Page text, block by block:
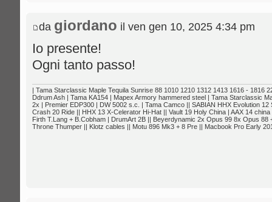
da giordano il ven gen 10, 2025 4:34 pm
Io presente!
Ogni tanto passo!
| Tama Starclassic Maple Tequila Sunrise 88 1010 1210 1312 1413 1616 - 1816
Ddrum Ash | Tama KA154 | Mapex Armory hammered steel | Tama Starclassic
2x | Premier EDP300 | DW 5002 s.c. | Tama Camco || SABIAN HHX Evolution
Crash 20 Ride || HHX 13 X-Celerator Hi-Hat || Vault 19 Holy China | AAX 14
Firth T.Lang + B.Cobham | DrumArt 2B || Beyerdynamic 2x Opus 99 8x Opus
Throne Thumper || Klotz cables || Motu 896 Mk3 + 8 Pre || Macbook Pro Early